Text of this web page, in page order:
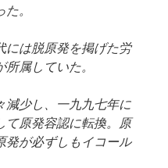
。
は脱原発を掲げた労
属していた。
少し、一九九七年に
て原発容認に転換。原
発が必ずしもイコール